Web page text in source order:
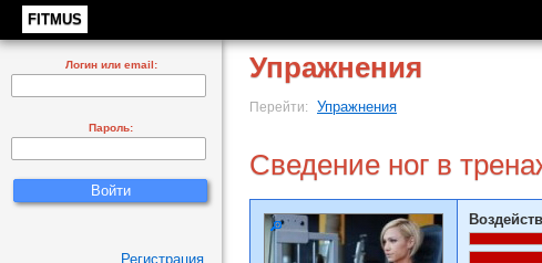
FITMUS
Упражнения
Перейти: Упражнения
Сведение ног в
Логин или email:
Пароль:
Регистрация